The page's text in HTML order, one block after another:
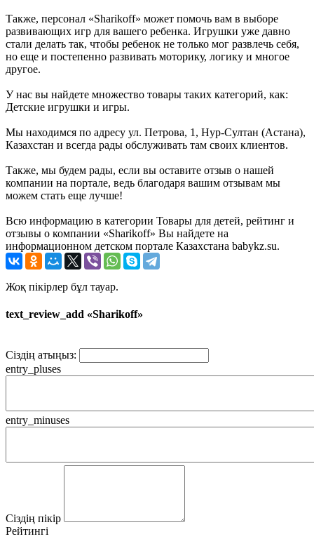
Также, персонал «Sharikoff» может помочь вам в выборе
развивающих игр для вашего ребенка. Игрушки уже давно
стали делать так, чтобы ребенок не только мог развлечь себя,
но еще и постепенно развивать моторику, логику и многое
другое.
У нас вы найдете множество товары таких категорий, как:
Детские игрушки и игры.
Мы находимся по адресу ул. Петрова, 1, Нур-Султан (Астана),
Казахстан и всегда рады обслуживать там своих клиентов.
Также, мы будем рады, если вы оставите отзыв о нашей
компании на портале, ведь благодаря вашим отзывам мы
можем стать еще лучше!
Всю информацию в категории Товары для детей, рейтинг и
отзывы о компании «Sharikoff» Вы найдете на
информационном детском портале Казахстана babykz.su.
Жоқ пікірлер бұл тауар.
text_review_add «Sharikoff»
Сіздің атыңыз:
entry_pluses
entry_minuses
Сіздің пікір
Рейтингі